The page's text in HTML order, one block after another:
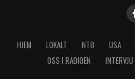
HJEM LOKALT NTB USA
OSS I RADIOEN
INTERVJU